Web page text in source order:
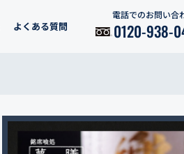
よくある質問
電話でのお問い合
0120-938-